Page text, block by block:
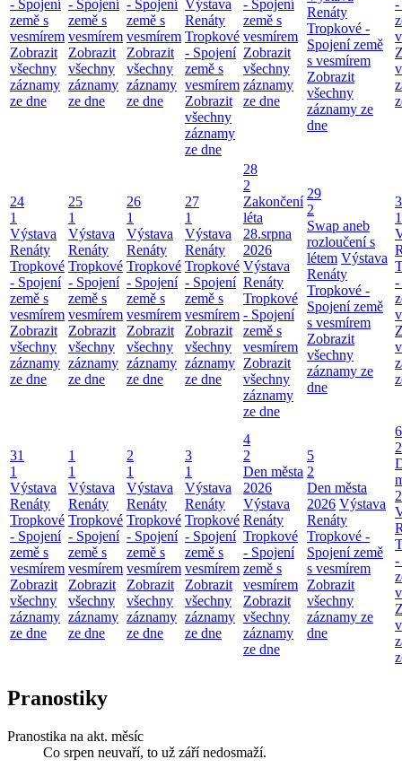
- Spojení
země s
vesmírem
Zobrazit
všechny
záznamy
ze dne
- Spojení
země s
vesmírem
Zobrazit
všechny
záznamy
ze dne
- Spojení
země s
vesmírem
Zobrazit
všechny
záznamy
ze dne
Výstava
Renáty
Tropkové
- Spojení
země s
vesmírem
Zobrazit
všechny
záznamy
ze dne
- Spojení
země s
vesmírem
Zobrazit
všechny
záznamy
ze dne
Renáty
Tropkové -
Spojení země
s vesmírem
Zobrazit
všechny
záznamy ze
dne
-
24
1
Výstava
Renáty
Tropkové
- Spojení
země s
vesmírem
Zobrazit
všechny
záznamy
ze dne
25
1
Výstava
Renáty
Tropkové
- Spojení
země s
vesmírem
Zobrazit
všechny
záznamy
ze dne
26
1
Výstava
Renáty
Tropkové
- Spojení
země s
vesmírem
Zobrazit
všechny
záznamy
ze dne
27
1
Výstava
Renáty
Tropkové
- Spojení
země s
vesmírem
Zobrazit
všechny
záznamy
ze dne
28
2
Zakončení
léta
28.srpna
2026
Výstava
Renáty
Tropkové
- Spojení
země s
vesmírem
Zobrazit
všechny
záznamy
ze dne
29
2
Swap aneb
rozloučení s
létem Výstava
Renáty
Tropkové -
Spojení země
s vesmírem
Zobrazit
všechny
záznamy ze
dne
1
-
31
1
Výstava
Renáty
Tropkové
- Spojení
země s
vesmírem
Zobrazit
všechny
záznamy
ze dne
1
1
Výstava
Renáty
Tropkové
- Spojení
země s
vesmírem
Zobrazit
všechny
záznamy
ze dne
2
1
Výstava
Renáty
Tropkové
- Spojení
země s
vesmírem
Zobrazit
všechny
záznamy
ze dne
3
1
Výstava
Renáty
Tropkové
- Spojení
země s
vesmírem
Zobrazit
všechny
záznamy
ze dne
4
2
Den města
2026
Výstava
Renáty
Tropkové
- Spojení
země s
vesmírem
Zobrazit
všechny
záznamy
ze dne
5
2
Den města
2026 Výstava
Renáty
Tropkové -
Spojení země
s vesmírem
Zobrazit
všechny
záznamy ze
dne
6
2
-
Pranostiky
Pranostika na akt. měsíc
Co srpen neuvaří, to už září nedosmaží.